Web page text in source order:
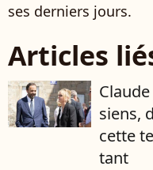
ses derniers jours.
Articles
siens,
cette
tant